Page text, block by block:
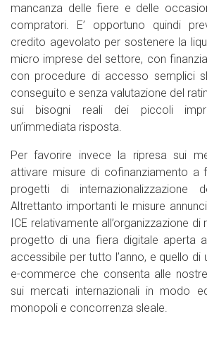
mancanza delle fiere e delle
compratori. E’ opportuno quindi
credito agevolato per sostenere la
micro imprese del settore, con
con procedure di accesso semplici
conseguito e senza valutazione del
sui bisogni reali dei piccoli
un’immediata risposta.
Per favorire invece la ripresa sui
attivare misure di cofinanziamento a
progetti di internazionalizzazione
Altrettanto importanti le misure
ICE relativamente all’organizzazione di
progetto di una fiera digitale aperta
accessibile per tutto l’anno, e quello di
e-commerce che consenta alle
sui mercati internazionali in modo
monopoli e concorrenza sleale.